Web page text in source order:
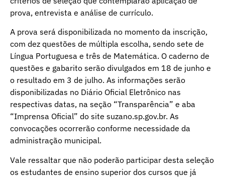
prova, entrevista e análise de currículo.
A prova será disponibilizada no momento da inscrição,
com dez questões de múltipla escolha, sendo sete de
Língua Portuguesa e três de Matemática. O caderno de
questões e gabarito serão divulgados em 18 de junho e
o resultado em 3 de julho. As informações serão
disponibilizadas no Diário Oficial Eletrônico nas
respectivas datas, na seção “Transparência” e aba
“Imprensa Oficial” do site suzano.sp.gov.br. As
convocações ocorrerão conforme necessidade da
administração municipal.
Vale ressaltar que não poderão participar desta seleção
os estudantes de ensino superior dos cursos que já